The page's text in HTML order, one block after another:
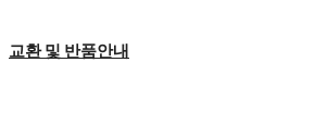
교환 및 반품안내